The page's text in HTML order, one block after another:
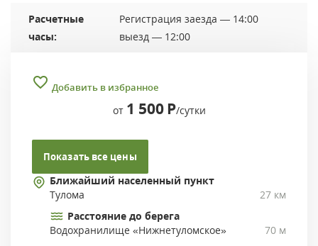
Расчетные
часы:
Регистрация заезда — 14:00
выезд — 12:00
Добавить в избранное
от 1 500 Р/сутки
Показать все цены
Ближайший населенный пункт
Тулома
27 км
Расстояние до берега
Водохранилище «Нижнетуломское»
70 м